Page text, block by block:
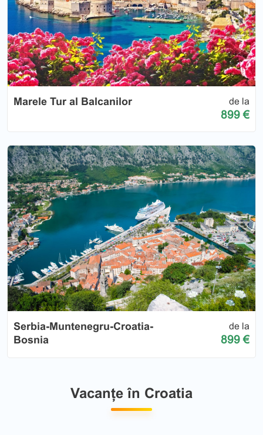
Marele Tur al Balcanilor de la
899 €
Serbia-Muntenegru-Croatia-
Bosnia
de la
899 €
Vacanțe în Croatia